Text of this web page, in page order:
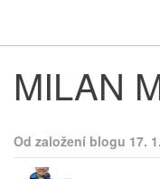
MILAN
Od založení blogu 17.